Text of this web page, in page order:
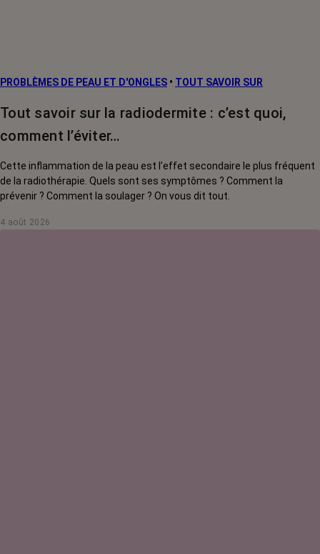
PROBLÈMES DE PEAU ET D'ONGLES • TOUT SAVOIR SUR
Tout savoir sur la radiodermite : c’est quoi,
comment l’éviter…
Cette inflammation de la peau est l’effet secondaire le plus fréquent
de la radiothérapie. Quels sont ses symptômes ? Comment la
prévenir ? Comment la soulager ? On vous dit tout.
4 août 2026